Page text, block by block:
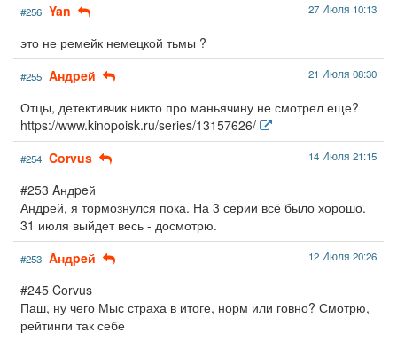
#256 Yan 27 Июля 10:13
это не ремейк немецкой тьмы ?
#255 Aндpeй 21 Июля 08:30
Отцы, детективчик никто про маньячину не смотрел еще?
https://www.kinopoisk.ru/series/13157626/
#254 Corvus 14 Июля 21:15
#253 Aндpeй
Андрей, я тормознулся пока. На 3 серии всё было хорошо.
31 июля выйдет весь - досмотрю.
#253 Aндpeй 12 Июля 20:26
#245 Corvus
Паш, ну чего Мыс страха в итоге, норм или говно? Смотрю,
рейтинги так себе